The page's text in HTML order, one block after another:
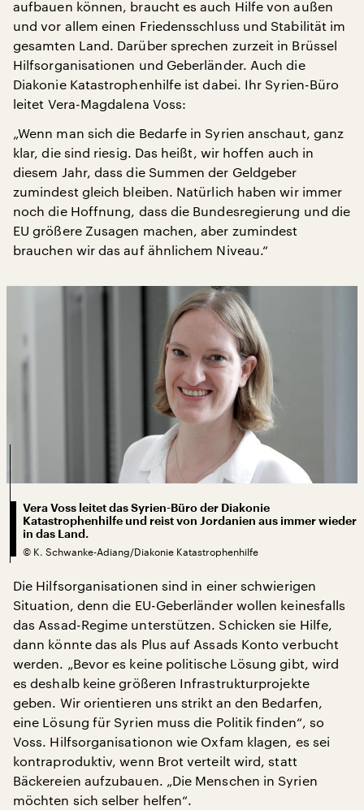
aufbauen können, braucht es auch Hilfe von außen
und vor allem einen Friedensschluss und Stabilität im
gesamten Land. Darüber sprechen zurzeit in Brüssel
Hilfsorganisationen und Geberländer. Auch die
Diakonie Katastrophenhilfe ist dabei. Ihr Syrien-Büro
leitet Vera-Magdalena Voss:
„Wenn man sich die Bedarfe in Syrien anschaut, ganz
klar, die sind riesig. Das heißt, wir hoffen auch in
diesem Jahr, dass die Summen der Geldgeber
zumindest gleich bleiben. Natürlich haben wir immer
noch die Hoffnung, dass die Bundesregierung und die
EU größere Zusagen machen, aber zumindest
brauchen wir das auf ähnlichem Niveau.“
Vera Voss leitet das Syrien-Büro der Diakonie
Katastrophenhilfe und reist von Jordanien aus immer wieder
in das Land.
© K. Schwanke-Adiang/Diakonie Katastrophenhilfe
Die Hilfsorganisationen sind in einer schwierigen
Situation, denn die EU-Geberländer wollen keinesfalls
das Assad-Regime unterstützen. Schicken sie Hilfe,
dann könnte das als Plus auf Assads Konto verbucht
werden. „Bevor es keine politische Lösung gibt, wird
es deshalb keine größeren Infrastrukturprojekte
geben. Wir orientieren uns strikt an den Bedarfen,
eine Lösung für Syrien muss die Politik finden“, so
Voss. Hilfsorganisationon wie Oxfam klagen, es sei
kontraproduktiv, wenn Brot verteilt wird, statt
Bäckereien aufzubauen. „Die Menschen in Syrien
möchten sich selber helfen“.